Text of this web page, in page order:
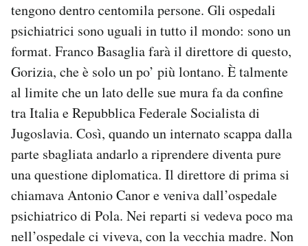
SHOP
AREA PERSONALE
Area Personale
Newsletter
Notifiche mobile
Regala il Post
Esci
tengono dentro centomila persone. Gli ospedali
psichiatrici sono uguali in tutto il mondo: sono un
format. Franco Basaglia farà il direttore di questo,
Gorizia, che è solo un po’ più lontano. È talmente
al limite che un lato delle sue mura fa da confine
tra Italia e Repubblica Federale Socialista di
Jugoslavia. Così, quando un internato scappa dalla
parte sbagliata andarlo a riprendere diventa pure
una questione diplomatica. Il direttore di prima si
chiamava Antonio Canor e veniva dall’ospedale
psichiatrico di Pola. Nei reparti si vedeva poco ma
nell’ospedale ci viveva, con la vecchia madre. Non